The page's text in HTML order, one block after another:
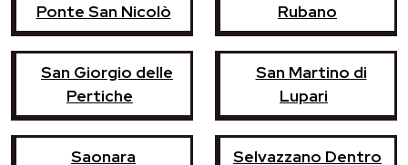
Ponte San Nicolò Rubano
San Giorgio delle
Pertiche
San Martino di
Lupari
Saonara Selvazzano Dentro